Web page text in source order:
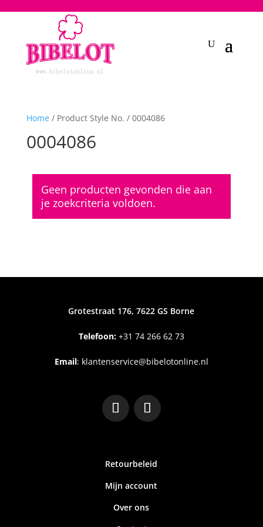
Home/ Product Style No. / 0004086
0004086
Geen producten gevonden die aan
je zoekcriteria voldoen.
Grotestraat 176, 7622 GS Borne
Telefoon:+31 74 266 62 73
Email: klantenservice@bibelotonline.nl
Retourbeleid
Mijn account
Over ons